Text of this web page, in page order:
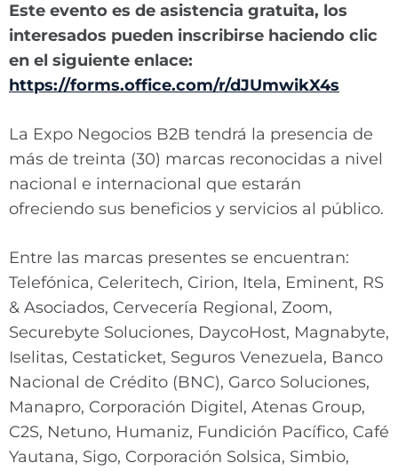
Este evento es de asistencia gratuita, los
interesados pueden inscribirse haciendo clic
en el siguiente enlace:
https://forms.office.com/r/dJUmwikX4s
La Expo Negocios B2B tendrá la presencia de
más de treinta (30) marcas reconocidas a nivel
nacional e internacional que estarán
ofreciendo sus beneficios y servicios al público.
Entre las marcas presentes se encuentran:
Telefónica, Celeritech, Cirion, Itela, Eminent, RS
& Asociados, Cervecería Regional, Zoom,
Securebyte Soluciones, DaycoHost, Magnabyte,
Iselitas, Cestaticket, Seguros Venezuela, Banco
Nacional de Crédito (BNC), Garco Soluciones,
Manapro, Corporación Digitel, Atenas Group,
C2S, Netuno, Humaniz, Fundición Pacífico, Café
Yautana, Sigo, Corporación Solsica, Simbio,